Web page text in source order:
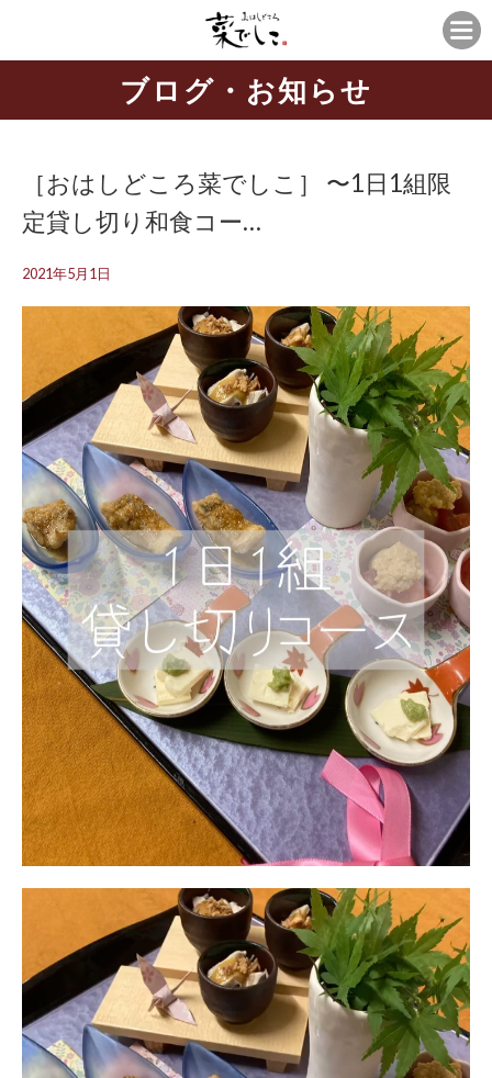
ブログ・お知らせ
［おはしどころ菜でしこ］ 〜1日1組限
定️貸し切り和食コー…
2021年5月1日
レ
ヤ
ー